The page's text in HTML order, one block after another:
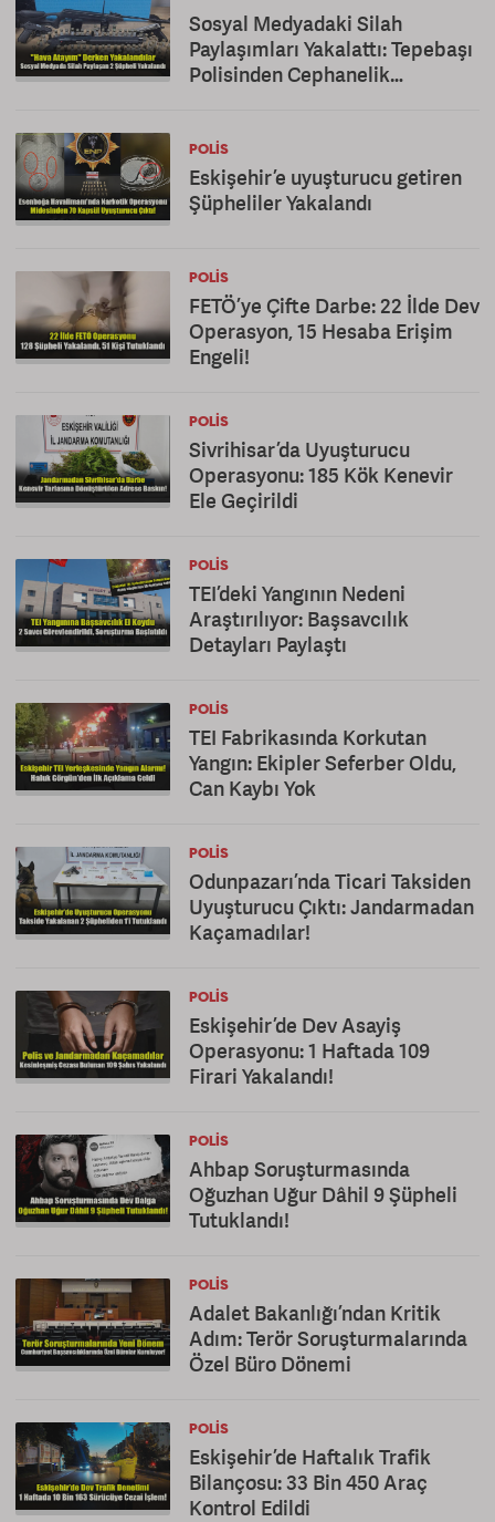
Sosyal Medyadaki Silah
Paylaşımları Yakalattı: Tepebaşı
Polisinden Cephanelik
POLIS
Eskişehir’e uyuşturucu getiren
Şüpheliler Yakalandı
POLIS
FETÖ’ye Çifte Darbe: 22 İlde Dev
Operasyon, 15 Hesaba Erişim
Engeli!
POLIS
Sivrihisar’da Uyuşturucu
Operasyonu: 185 Kök Kenevir
Ele Geçirildi
POLIS
TEI’deki Yangının Nedeni
Araştırılıyor: Başsavcılık
Detayları Paylaştı
POLIS
TEI Fabrikasında Korkutan
Yangın: Ekipler Seferber Oldu,
Can Kaybı Yok
POLIS
Odunpazarı’nda Ticari Taksiden
Uyuşturucu Çıktı: Jandarmadan
Kaçamadılar!
POLIS
Eskişehir’de Dev Asayiş
Operasyonu: 1 Haftada 109
Firari Yakalandı!
POLIS
Ahbap Soruşturmasında
Oğuzhan Uğur Dâhil 9 Şüpheli
Tutuklandı!
POLIS
Adalet Bakanlığı’ndan Kritik
Adım: Terör Soruşturmalarında
Özel Büro Dönemi
POLIS
Eskişehir’de Haftalık Trafik
Bilançosu: 33 Bin 450 Araç
Kontrol Edildi